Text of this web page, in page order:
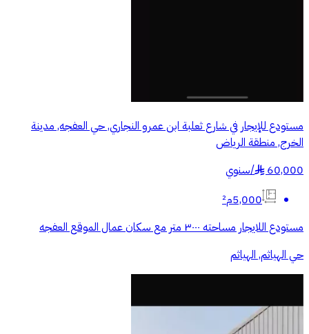
مستودع للإيجار في شارع ثعلبة ابن عمرو النجاري, حي العفجه, مدينة
الخرج, منطقة الرياض
60,000
§
/سنوي
5,000م²
مستودع اللايجار مساحته ٣٠٠٠ متر مع سكان عمال الموقع العفجه
حي الهياثم, الهياثم